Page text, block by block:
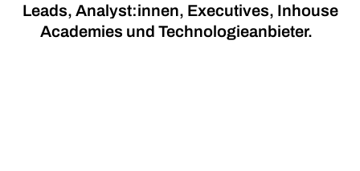
Leads, Analyst:innen, Executives, Inhouse
Academies und Technologieanbieter.